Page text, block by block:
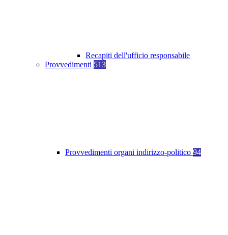
Recapiti dell'ufficio responsabile
Provvedimenti 513
Provvedimenti organi indirizzo-politico 94